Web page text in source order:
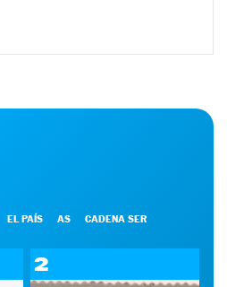
EL PAÍS AS CADENA SER
2